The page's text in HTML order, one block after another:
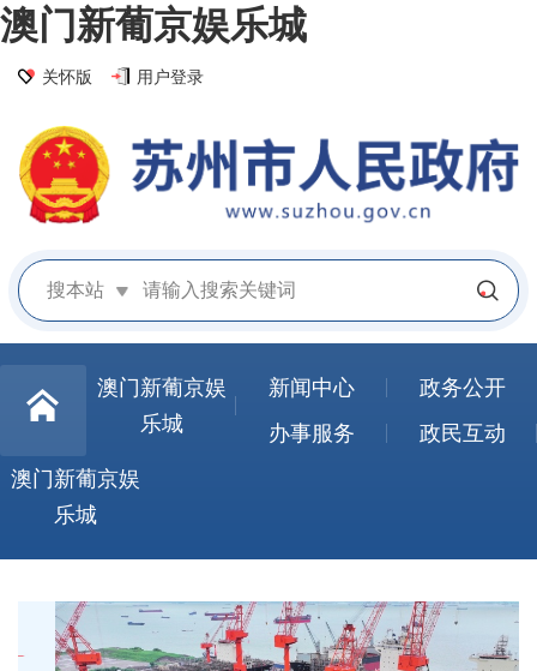
澳门新葡京娱乐城
关怀版 用户登录
搜本站
澳门新葡京娱
乐城
新闻中心
政务公开
办事服务
政民互动
澳门新葡京娱
乐城